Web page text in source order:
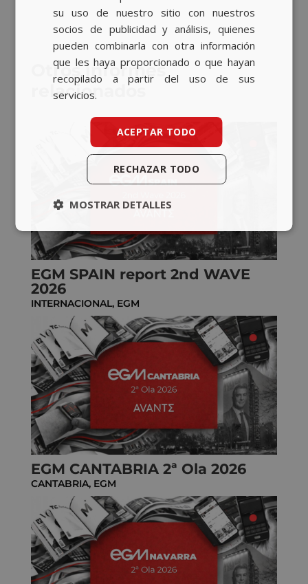
Otros informes
relacionados
EGM SPAIN report 2nd WAVE
2026
INTERNACIONAL, EGM
EGM CANTABRIA 2ª Ola 2026
CANTABRIA, EGM
su uso de nuestro sitio con nuestros
socios de publicidad y análisis, quienes
pueden combinarla con otra información
que les haya proporcionado o que hayan
recopilado a partir del uso de sus
servicios.
ACEPTAR TODO
RECHAZAR TODO
MOSTRAR DETALLES